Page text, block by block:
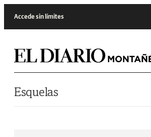
Accede sin límites
Esquelas